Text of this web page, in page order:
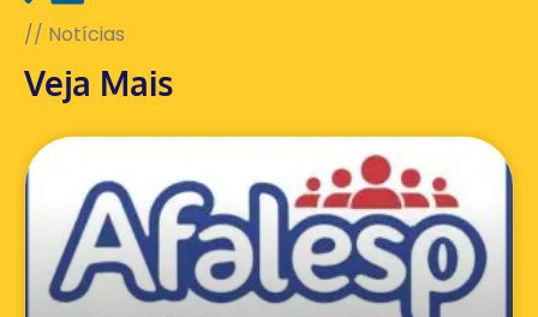
// Notícias
Veja Mais